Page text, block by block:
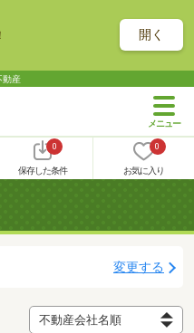
開く
動産
0
保存した条件
0
お気に入り
変更する